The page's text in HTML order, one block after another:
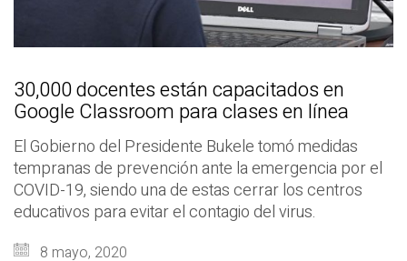
30,000 docentes están capacitados en
Google Classroom para clases en línea
El Gobierno del Presidente Bukele tomó medidas
tempranas de prevención ante la emergencia por el
COVID-19, siendo una de estas cerrar los centros
educativos para evitar el contagio del virus.
8 mayo, 2020